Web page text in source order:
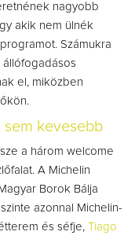
nagyobb
akik nem ülnék
Számukra
állófogadásos
el, miközben
sem kevesebb
a három welcome
A Michelin
Borok Bálja
azonnal Michelin-
és séfje, Tiago